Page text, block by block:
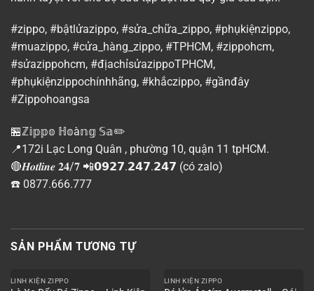
#zippo, #bậtlửazippo, #sửa_chữa_zippo, #phụkiệnzippo,
#muazippo, #cửa_hàng_zippo, #TPHCM, #zippohcm,
#sửazippohcm, #địachỉsửazippoTPHCM,
#phụkiệnzippochínhhãng, #khắczippo, #gầnđây
#Zippohoangsa
🏪ℤ𝕚𝕡𝕡𝕠 ℍ𝕠à𝕟𝕘 𝕊𝕒✏️
📍172i Lạc Long Quân , phường 10, quận 11 tpHCM.
🔴𝑯𝒐𝒕𝒍𝒊𝒏𝒆 𝟐𝟒/𝟕 📲𝟬𝟵𝟮𝟳.𝟮𝟰𝟳.𝟮𝟰𝟳 (có zalo)
☎️ 0877.666.777
SẢN PHẨM TƯƠNG TỰ
LINH KIỆN ZIPPO LINH KIỆN ZIPPO